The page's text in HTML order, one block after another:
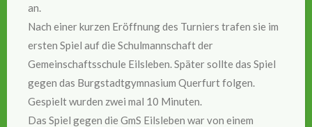
an.
Nach einer kurzen Eröffnung des Turniers trafen sie im
ersten Spiel auf die Schulmannschaft der
Gemeinschaftsschule Eilsleben. Später sollte das Spiel
gegen das Burgstadtgymnasium Querfurt folgen.
Gespielt wurden zwei mal 10 Minuten.
Das Spiel gegen die GmS Eilsleben war von einem